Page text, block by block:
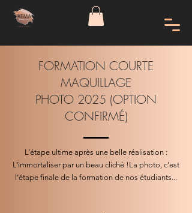
FORMATION COURTE
MAQUILLAGE
PHOTO 2025 (OPTION
CONFIRMÉ)
L’étape ultime après une belle réalisation :
L’immortaliser par un beau cliché !La photo, c’est
l’étape finale de la formation de nos étudiants...